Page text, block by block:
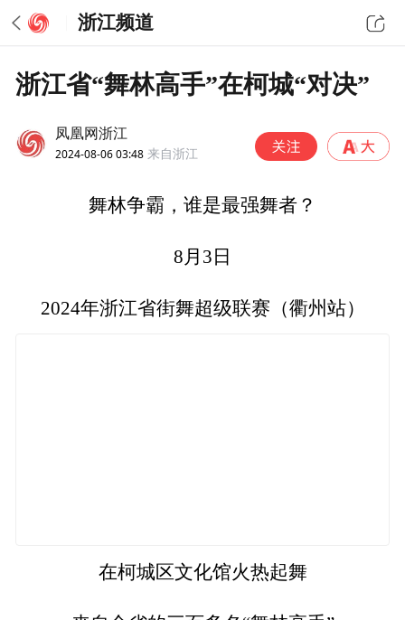
浙江频道
浙江省“舞林高手”在柯城“对决”
凤凰网浙江
2024-08-06 03:48 来自浙江
舞林争霸，谁是最强舞者？
8月3日
2024年浙江省街舞超级联赛（衢州站）
在柯城区文化馆火热起舞